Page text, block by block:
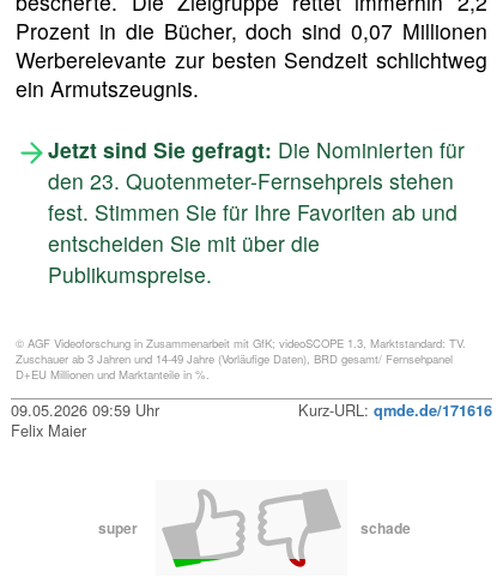
Prozent in die Bücher, doch sind 0,07 Millionen
Werberelevante zur besten Sendzeit schlichtweg
ein Armutszeugnis.
Jetzt sind Sie gefragt: Die Nominierten für
den 23. Quotenmeter-Fernsehpreis stehen
fest. Stimmen Sie für Ihre Favoriten ab und
entscheiden Sie mit über die
Publikumspreise.
© AGF Videoforschung in Zusammenarbeit mit GfK; videoSCOPE 1.3, Marktstandard: TV.
Zuschauer ab 3 Jahren und 14-49 Jahre (Vorläufige Daten), BRD gesamt/ Fernsehpanel
D+EU Millionen und Marktanteile in %.
09.05.2026 09:59 Uhr Kurz-URL: qmde.de/171616
Felix Maier
super schade